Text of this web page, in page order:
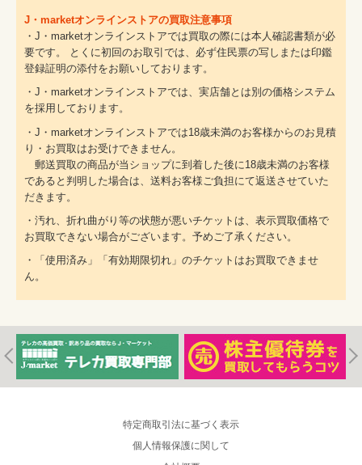
J・marketオンラインストアの買取注意事項
・J・marketオンラインストアでは買取の際には本人確認書類が必
要です。 とくに初回のお取引では、必ず住民票の写しまたは印鑑
登録証明の添付をお願いしております。
・J・marketオンラインストアでは、実店舗とは別の価格システム
を採用しております。
・J・marketオンラインストアでは18歳未満のお客様からのお見積
り・お買取はお受けできません。
郵送買取の商品が当ショップに到着した後に18歳未満のお客様
であると判明した場合は、送料お客様ご負担にて返送させていた
だきます。
・汚れ、折れ曲がり等の状態が悪いチケットは、表示買取価格で
お買取できない場合がございます。予めご了承ください。
・「使用済み」「有効期限切れ」のチケットはお買取できませ
ん。
特定商取引法に基づく表示
個人情報保護に関して